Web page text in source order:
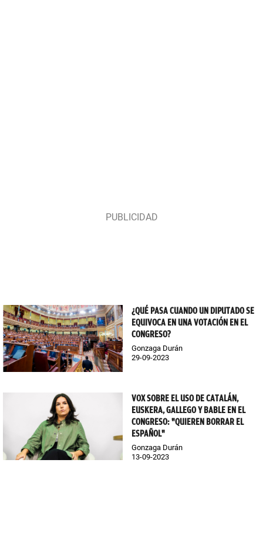
¿QUÉ PASA CUANDO UN DIPUTADO SE
EQUIVOCA EN UNA VOTACIÓN EN EL
CONGRESO?
Gonzaga Durán
29-09-2023
VOX SOBRE EL USO DE CATALÁN,
EUSKERA, GALLEGO Y BABLE EN EL
CONGRESO: "QUIEREN BORRAR EL
ESPAÑOL"
Gonzaga Durán
13-09-2023